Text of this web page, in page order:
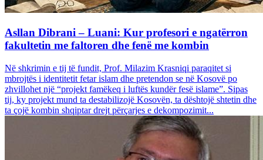
Asllan Dibrani – Luani: Kur profesori e ngatërron
fakultetin me faltoren dhe fenë me kombin
Në shkrimin e tij të fundit, Prof. Milazim Krasniqi paraqitet si
mbrojtës i identitetit fetar islam dhe pretendon se në Kosovë po
zhvillohet një “projekt famëkeq i luftës kundër fesë islame”. Sipas
tij, ky projekt mund ta destabilizojë Kosovën, ta dështojë shtetin dhe
ta çojë kombin shqiptar drejt përçarjes e dekompozimit...